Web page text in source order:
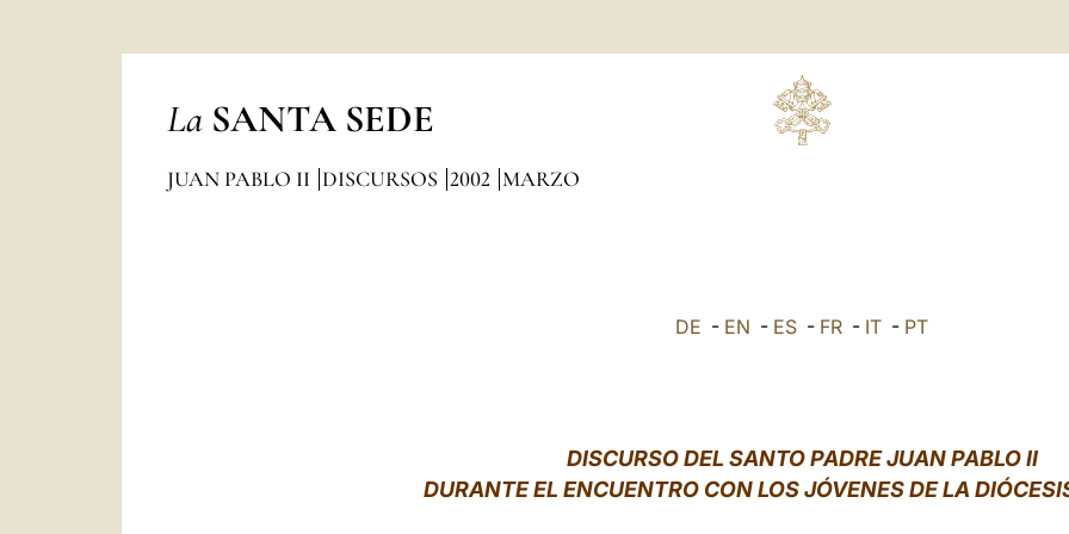
La SANTA SEDE
JUAN PABLO II DISCURSOS 2002 MARZO
DE - EN - ES - FR - IT - PT
DISCURSO DEL SANTO PADRE JUAN PABLO II
DURANTE EL ENCUENTRO CON LOS JÓVENES DE LA